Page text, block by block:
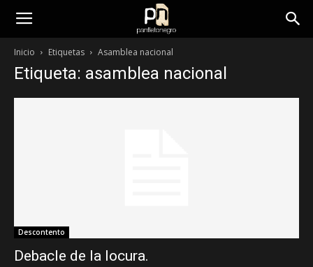
panfletonegro
Inicio Etiquetas Asamblea nacional
Etiqueta: asamblea nacional
Descontento
Debacle de la locura.